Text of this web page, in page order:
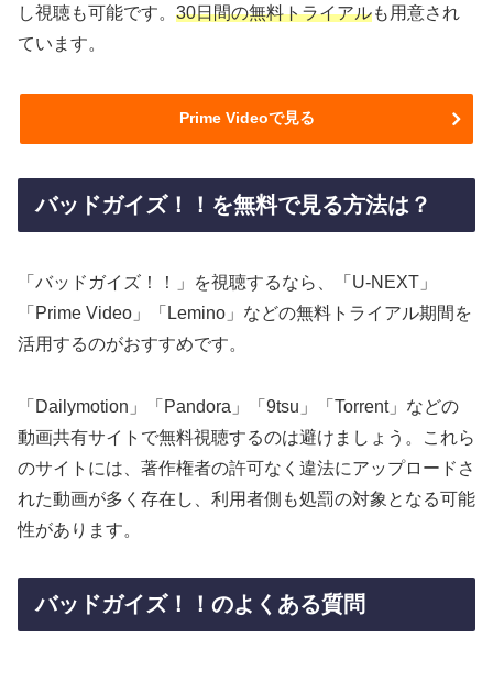
し視聴も可能です。 30日間の無料トライアルも用意され
ています。
Prime Videoで見る
バッドガイズ！！を無料で見る方法は？
「バッドガイズ！！」を視聴するなら、「U-NEXT」
「Prime Video」「Lemino」などの無料トライアル期間を
活用するのがおすすめです。
「Dailymotion」「Pandora」「9tsu」「Torrent」などの
動画共有サイトで無料視聴するのは避けましょう。これら
のサイトには、著作権者の許可なく違法にアップロードさ
れた動画が多く存在し、利用者側も処罰の対象となる可能
性があります。
バッドガイズ！！のよくある質問